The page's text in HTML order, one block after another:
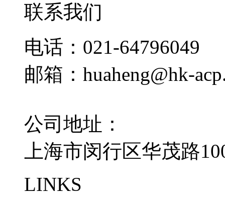
联系我们
电话：021-64796049
邮箱：huaheng@hk-
公司地址：
上海市闵行区华茂路
LINKS